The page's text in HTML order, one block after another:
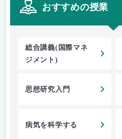
おすすめの授業
総合講義(国際マネ
ジメント)
思想研究入門
病気を科学する